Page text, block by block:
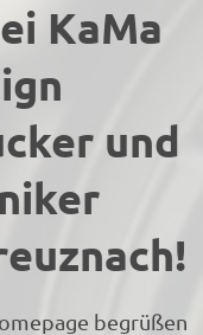
KaMa
und
begrüßen